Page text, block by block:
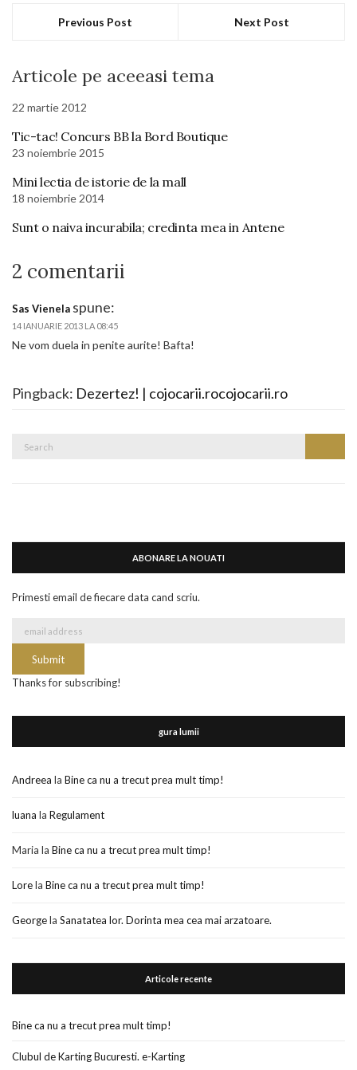
Previous Post Next Post
Articole pe aceeasi tema
22 martie 2012
Tic-tac! Concurs BB la Bord Boutique
23 noiembrie 2015
Mini lectia de istorie de la mall
18 noiembrie 2014
Sunt o naiva incurabila; credinta mea in Antene
2 comentarii
Sas Vienela spune:
14 IANUARIE 2013 LA 08:45
Ne vom duela in penite aurite! Bafta!
Pingback: Dezertez! | cojocarii.rocojocarii.ro
ABONARE LA NOUATI
Primesti email de fiecare data cand scriu.
Thanks for subscribing!
gura lumii
Andreea la Bine ca nu a trecut prea mult timp!
luana la Regulament
Maria la Bine ca nu a trecut prea mult timp!
Lorela Bine ca nu a trecut prea mult timp!
Georgela Sanatatea lor. Dorinta mea cea mai arzatoare.
Articole recente
Bine ca nu a trecut prea mult timp!
Clubul de Karting Bucuresti. e-Karting